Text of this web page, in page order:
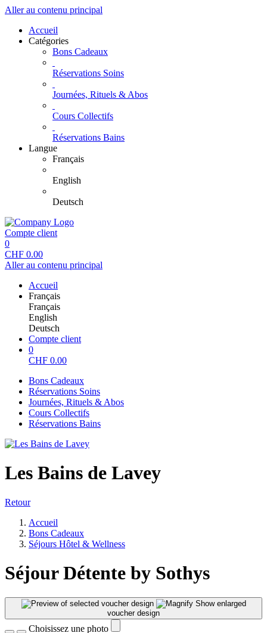
Aller au contenu principal
Accueil
Catégories
Bons Cadeaux
Réservations Soins
Journées, Rituels & Abos
Cours Collectifs
Réservations Bains
Langue
Français
English
Deutsch
Compte client
0
CHF 0.00
Aller au contenu principal
Accueil
Français
Français
English
Deutsch
Compte client
0
CHF 0.00
Bons Cadeaux
Réservations Soins
Journées, Rituels & Abos
Cours Collectifs
Réservations Bains
Les Bains de Lavey
Retour
Accueil
Bons Cadeaux
Séjours Hôtel & Wellness
Séjour Détente by Sothys
Show enlarged
voucher design
Choisissez une photo